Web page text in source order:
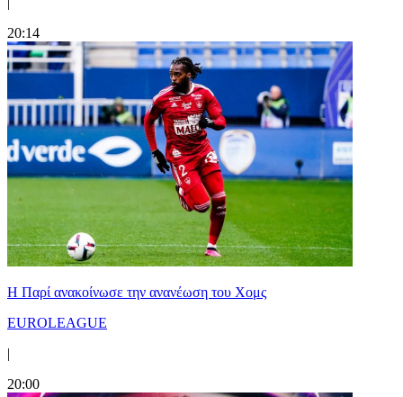
20:14
Η Παρί ανακοίνωσε την ανανέωση του Χομς
EUROLEAGUE
|
20:00